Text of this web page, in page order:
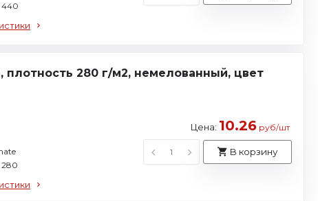
440
280 г/м2, немелованный, цвет
280
Цена: 10.26 руб/шт
В корзину